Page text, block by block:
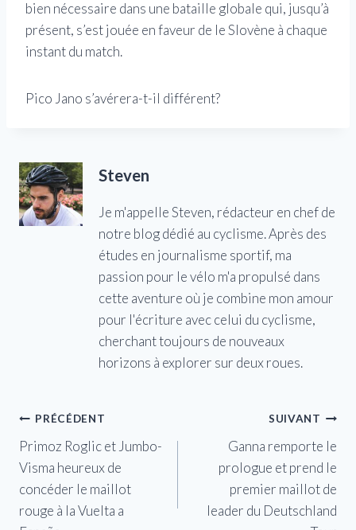
bien nécessaire dans une bataille globale qui, jusqu’à
présent, s’est jouée en faveur de le Slovène à chaque
instant du match.
Pico Jano s’avérera-t-il différent?
Steven
Je m'appelle Steven, rédacteur en chef de
notre blog dédié au cyclisme. Après des
études en journalisme sportif, ma
passion pour le vélo m'a propulsé dans
cette aventure où je combine mon amour
pour l'écriture avec celui du cyclisme,
cherchant toujours de nouveaux
horizons à explorer sur deux roues.
Navigation
de
l’article
PRÉCÉDENT
Primoz Roglic et Jumbo-
Visma heureux de
concéder le maillot
rouge à la Vuelta a
SUIVANT
Ganna remporte le
prologue et prend le
premier maillot de
leader du Deutschland